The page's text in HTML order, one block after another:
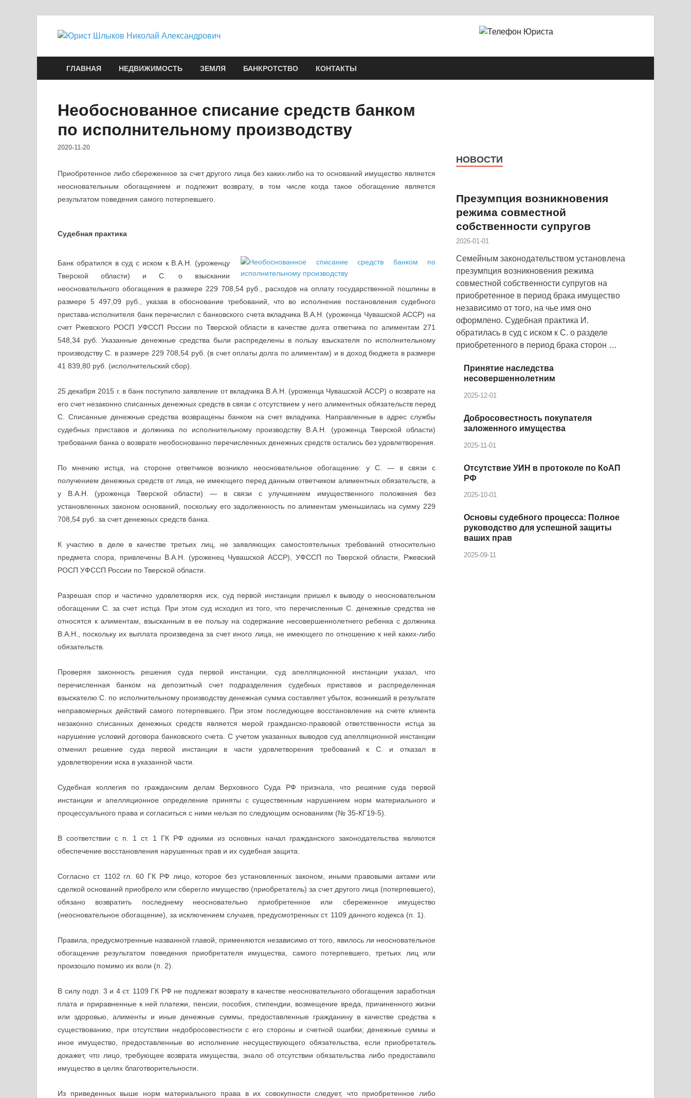
Юрист Шлыков Николай Александрович
ГЛАВНАЯ НЕДВИЖИМОСТЬ ЗЕМЛЯ БАНКРОТСТВО КОНТАКТЫ
Необоснованное списание средств банком
по исполнительному производству
2020-11-20
Приобретенное либо сбереженное за счет другого лица без каких-либо на то оснований имущество является
неосновательным обогащением и подлежит возврату, в том числе когда такое обогащение является
результатом поведения самого потерпевшего.
Судебная практика
Банк обратился в суд с иском к В.А.Н. (уроженцу
Тверской области) и С. о взыскании
неосновательного обогащения в размере 229 708,54 руб., расходов на оплату государственной пошлины в
размере 5 497,09 руб., указав в обоснование требований, что во исполнение постановления судебного
пристава-исполнителя банк перечислил с банковского счета вкладчика В.А.Н. (уроженца Чувашской АССР) на
счет Ржевского РОСП УФССП России по Тверской области в качестве долга ответчика по алиментам 271
548,34 руб. Указанные денежные средства были распределены в пользу взыскателя по исполнительному
производству С. в размере 229 708,54 руб. (в счет оплаты долга по алиментам) и в доход бюджета в размере
41 839,80 руб. (исполнительский сбор).
25 декабря 2015 г. в банк поступило заявление от вкладчика В.А.Н. (уроженца Чувашской АССР) о возврате на
его счет незаконно списанных денежных средств в связи с отсутствием у него алиментных обязательств перед
С. Списанные денежные средства возвращены банком на счет вкладчика. Направленные в адрес службы
судебных приставов и должника по исполнительному производству В.А.Н. (уроженца Тверской области)
требования банка о возврате необоснованно перечисленных денежных средств остались без удовлетворения.
По мнению истца, на стороне ответчиков возникло неосновательное обогащение: у С. — в связи с
получением денежных средств от лица, не имеющего перед данным ответчиком алиментных обязательств, а
у В.А.Н. (уроженца Тверской области) — в связи с улучшением имущественного положения без
установленных законом оснований, поскольку его задолженность по алиментам уменьшилась на сумму 229
708,54 руб. за счет денежных средств банка.
К участию в деле в качестве третьих лиц, не заявляющих самостоятельных требований относительно
предмета спора, привлечены В.А.Н. (уроженец Чувашской АССР), УФССП по Тверской области, Ржевский
РОСП УФССП России по Тверской области.
Разрешая спор и частично удовлетворяя иск, суд первой инстанции пришел к выводу о неосновательном
обогащении С. за счет истца. При этом суд исходил из того, что перечисленные С. денежные средства не
относятся к алиментам, взысканным в ее пользу на содержание несовершеннолетнего ребенка с должника
В.А.Н., поскольку их выплата произведена за счет иного лица, не имеющего по отношению к ней каких-либо
обязательств.
Проверяя законность решения суда первой инстанции, суд апелляционной инстанции указал, что
перечисленная банком на депозитный счет подразделения судебных приставов и распределенная
взыскателю С. по исполнительному производству денежная сумма составляет убыток, возникший в результате
неправомерных действий самого потерпевшего. При этом последующее восстановление на счете клиента
незаконно списанных денежных средств является мерой гражданско-правовой ответственности истца за
нарушение условий договора банковского счета. С учетом указанных выводов суд апелляционной инстанции
отменил решение суда первой инстанции в части удовлетворения требований к С. и отказал в
удовлетворении иска в указанной части.
Судебная коллегия по гражданским делам Верховного Суда РФ признала, что решение суда первой
инстанции и апелляционное определение приняты с существенным нарушением норм материального и
процессуального права и согласиться с ними нельзя по следующим основаниям (№ 35-КГ19-5).
В соответствии с п. 1 ст. 1 ГК РФ одними из основных начал гражданского законодательства являются
обеспечение восстановления нарушенных прав и их судебная защита.
Согласно ст. 1102 гл. 60 ГК РФ лицо, которое без установленных законом, иными правовыми актами или
сделкой оснований приобрело или сберегло имущество (приобретатель) за счет другого лица (потерпевшего),
обязано возвратить последнему неосновательно приобретенное или сбереженное имущество
(неосновательное обогащение), за исключением случаев, предусмотренных ст. 1109 данного кодекса (п. 1).
Правила, предусмотренные названной главой, применяются независимо от того, явилось ли неосновательное
обогащение результатом поведения приобретателя имущества, самого потерпевшего, третьих лиц или
произошло помимо их воли (п. 2).
В силу подп. 3 и 4 ст. 1109 ГК РФ не подлежат возврату в качестве неосновательного обогащения заработная
плата и приравненные к ней платежи, пенсии, пособия, стипендии, возмещение вреда, причиненного жизни
или здоровью, алименты и иные денежные суммы, предоставленные гражданину в качестве средства к
существованию, при отсутствии недобросовестности с его стороны и счетной ошибки; денежные суммы и
иное имущество, предоставленные во исполнение несуществующего обязательства, если приобретатель
докажет, что лицо, требующее возврата имущества, знало об отсутствии обязательства либо предоставило
имущество в целях благотворительности.
Из приведенных выше норм материального права в их совокупности следует, что приобретенное либо
НОВОСТИ
Презумпция возникновения
режима совместной
собственности супругов
2026-01-01
Семейным законодательством установлена
презумпция возникновения режима
совместной собственности супругов на
приобретенное в период брака имущество
независимо от того, на чье имя оно
оформлено. Судебная практика И.
обратилась в суд с иском к С. о разделе
приобретенного в период брака сторон …
Принятие наследства
несовершеннолетним
2025-12-01
Добросовестность покупателя
заложенного имущества
2025-11-01
Отсутствие УИН в протоколе по КоАП
РФ
2025-10-01
Основы судебного процесса: Полное
руководство для успешной защиты
ваших прав
2025-09-11